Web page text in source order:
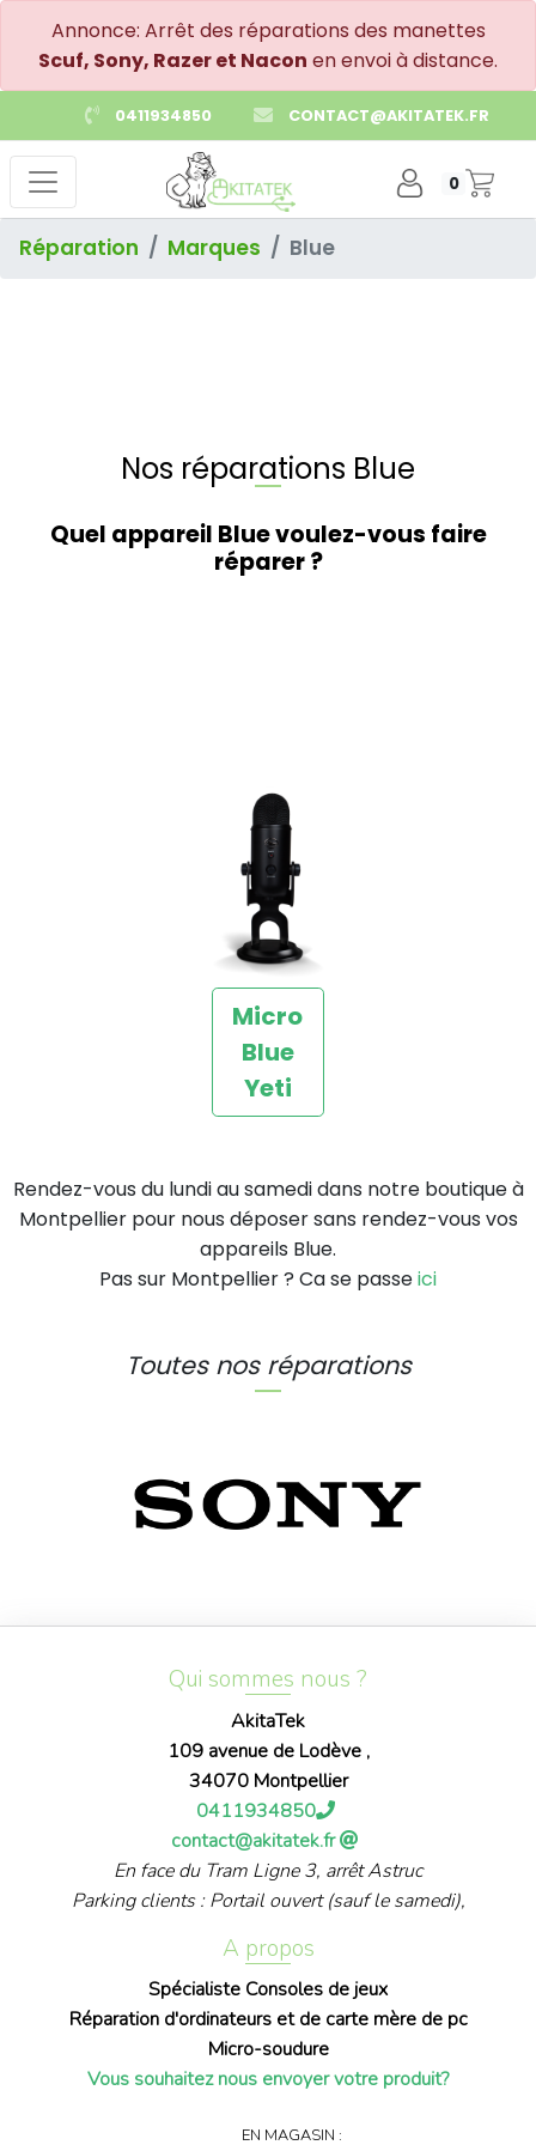
Annonce: Arrêt des réparations des manettes
Scuf, Sony, Razer et Nacon en envoi à distance.
0411934850 CONTACT@AKITATEK.FR
0
Réparation Marques Blue
Nos réparations Blue
Quel appareil Blue voulez-vous faire
réparer ?
Micro
Blue
Yeti
Rendez-vous du lundi au samedi dans notre boutique à
Montpellier pour nous déposer sans rendez-vous vos
appareils Blue.
Pas sur Montpellier ? Ca se passeici
Toutes nos réparations
Qui sommes nous ?
AkitaTek
109 avenue de Lodève ,
34070 Montpellier
0411934850
contact@akitatek.fr
En face du Tram Ligne 3, arrêt Astruc
Parking clients : Portail ouvert (sauf le samedi),
A propos
Spécialiste Consoles de jeux
Réparation d'ordinateurs et de carte mère de pc
Micro-soudure
Vous souhaitez nous envoyer votre produit?
EN MAGASIN :